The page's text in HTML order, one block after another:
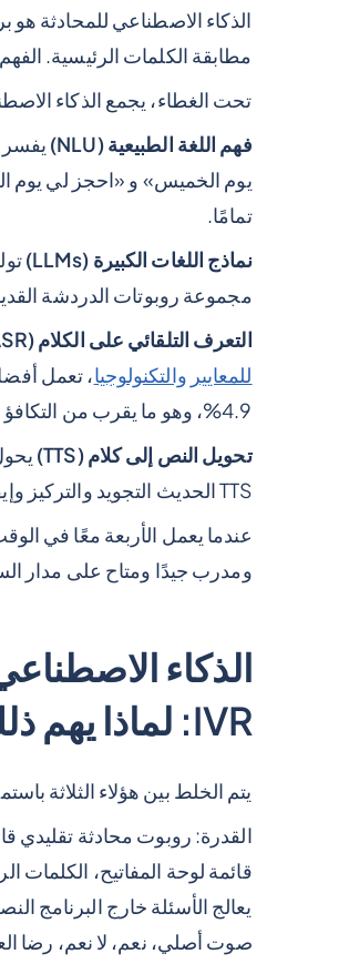
الذكاء الاصطناعي للمحادثة
مطابقة الكلمات الرئيسية.
تحت الغطاء، يجمع الذكاء
فهم اللغة الطبيعية (NLU)
يفسر
يوم الخميس» و «احجز لي يوم
تمامًا.
نماذج اللغات الكبيرة (LLMs)
مجموعة روبوتات الدردشة القديمة
التعرف التلقائي على الكلام (ASR)
للمعايير والتكنولوجيا، تعمل
4.9%، وهو ما يقرب من التكافؤ البشري لمحادثات الأعمال.
تحويل النص إلى كلام (TTS)
TTS الحديث التجويد والتركيز وإيقاع المحادثة.
عندما يعمل الأربعة معًا في
ومدرب جيدًا ومتاح على مدار
الذكاء
IVR: لماذا يهم ذلك
يتم الخلط بين هؤلاء الثلاثة
القدرة: روبوت محادثة تقليدي
قائمة لوحة المفاتيح، الكلمات
يعالج الأسئلة خارج البرنامج
صوت أصلي، نعم، لا نعم، رضا